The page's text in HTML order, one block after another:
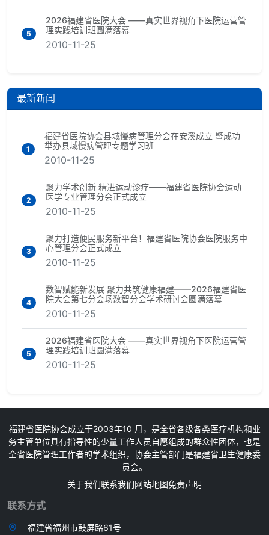
5
2026福建省医院大会 ——真实世界视角下医院运营管
理实践培训班圆满落幕
2010-11-25
最新新闻
1
福建省医院协会县域慢病管理分会在安溪成立 暨成功
举办县域慢病管理专题学习班
2010-11-25
2
聚力学术创新 精进运动诊疗——福建省医院协会运动
医学专业管理分会正式成立
2010-11-25
3
聚力打造便民服务新平台！福建省医院协会医院服务中
心管理分会正式成立
2010-11-25
4
数智赋能新发展 聚力共筑健康福建——2026福建省医
院大会第七分会场数智分会学术研讨会圆满落幕
2010-11-25
5
2026福建省医院大会 ——真实世界视角下医院运营管
理实践培训班圆满落幕
2010-11-25
福建省医院协会成立于2003年10 月，是全省各级各类医疗机构和业
务主管单位具有指导性的少量工作人员自愿组成的群众性团体，也是
全省医院管理工作者的学术组织，协会主管部门是福建省卫生健康委
员会。
关于我们联系我们网站地图免责声明
联系方式
福建省福州市鼓屏路61号